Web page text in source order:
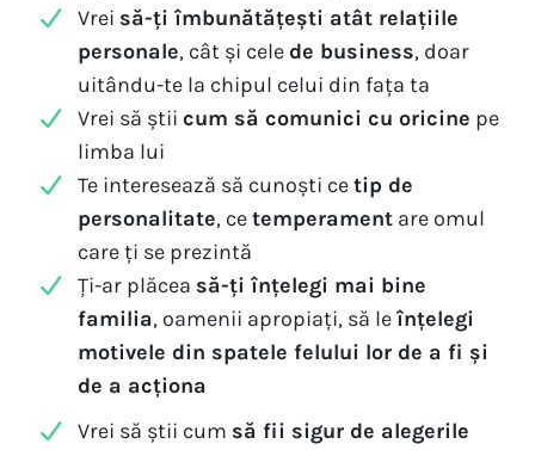
Vrei să-ți îmbunătățești atât relațiile
personale, cât și cele de business, doar
uitându-te la chipul celui din fața ta
Vrei să știi cum să comunici cu oricine pe
limba lui
Te interesează să cunoști cetip de
personalitate, cetemperament are omul
care ți se prezintă
Ți-ar plăcea să-ți înțelegi mai bine
familia, oamenii apropiați, să leînțelegi
motivele din spatele felului lor de a fi și
de a acționa
Vrei să știi cum să fii sigur de alegerile